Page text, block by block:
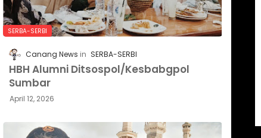
SERBA-SERBI
Canang News SERBA-SERBI
HBH Alumni Ditsospol/Kesbabgpol
Sumbar
April 12, 2026